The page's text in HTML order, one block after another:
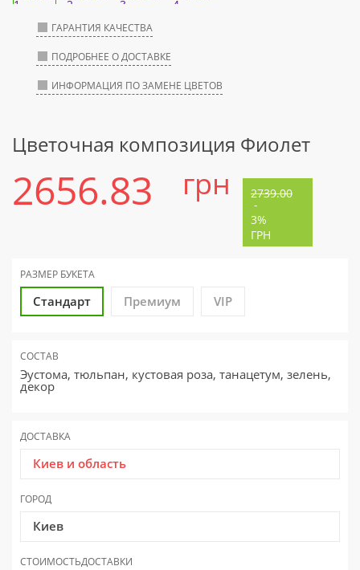
ГАРАНТИЯ КАЧЕСТВА
ПОДРОБНЕЕ О ДОСТАВКЕ
ИНФОРМАЦИЯ ПО ЗАМЕНЕ ЦВЕТОВ
Цветочная композиция Фиолет
2656.83 грн 2739.00
-
3%
ГРН
РАЗМЕР БУКЕТА
Стандарт Премиум VIP
СОСТАВ
Эустома, тюльпан, кустовая роза, танацетум, зелень,
декор
ДОСТАВКА
Киев и область
ГОРОД
Киев
СТОИМОСТЬДОСТАВКИ